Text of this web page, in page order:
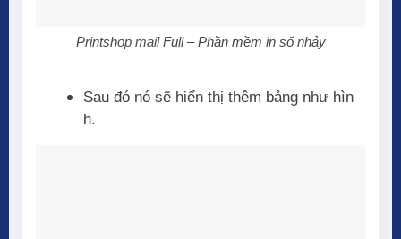
Printshop mail Full – Phần mềm in số nhảy
Sau đó nó sẽ hiển thị thêm bảng như hìn
h.